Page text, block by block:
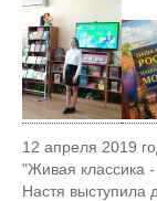
12 апреля 2019
"Живая классика
Настя